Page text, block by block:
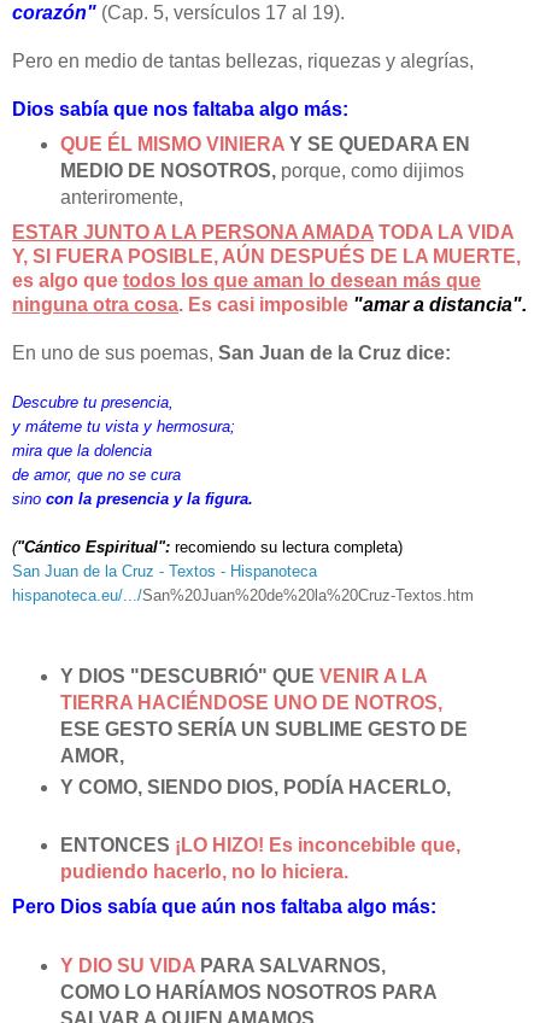
corazón" (Cap. 5, versículos 17 al 19).
Pero en medio de tantas bellezas, riquezas y alegrías,
Dios sabía que nos faltaba algo más:
QUE ÉL MISMO VINIERAY SE QUEDARA EN
MEDIO DE NOSOTROS, porque, como dijimos
anteriromente,
ESTAR JUNTO A LA PERSONA AMADA TODA LA VIDA
Y, SI FUERA POSIBLE, AÚN DESPUÉS DE LA MUERTE,
es algo que todos los que aman lo desean más que
ninguna otra cosa. Es casi imposible "amar a distancia".
En uno de sus poemas, San Juan de la Cruz dice:
Descubre tu presencia,
y máteme tu vista y hermosura;
mira que la dolencia
de amor, que no se cura
sino con la presencia y la figura.
("Cántico Espiritual": recomiendo su lectura completa)
San Juan de la Cruz - Textos - Hispanoteca
hispanoteca.eu/.../San%20Juan%20de%20la%20Cruz-Textos.htm
Y DIOS "DESCUBRIÓ" QUE VENIR A LA
TIERRA HACIÉNDOSE UNO DE NOTROS,
ESE GESTO SERÍA UN SUBLIME GESTO DE
AMOR,
Y COMO, SIENDO DIOS, PODÍA HACERLO,
ENTONCES ¡LO HIZO! Es inconcebible que,
pudiendo hacerlo, no lo hiciera.
Pero Dios sabía que aún nos faltaba algo más:
Y DIO SU VIDAPARA SALVARNOS,
COMO LO HARÍAMOS NOSOTROS PARA